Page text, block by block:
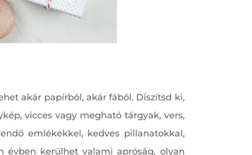
akár papírból, akár fából. Díszítsd ki,
vicces vagy megható tárgyak, vers,
emlékekkel, kedves pillanatokkal,
évben kerülhet valami apróság, olyan